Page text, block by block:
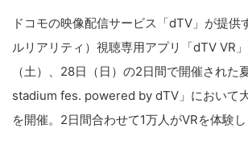
ドコモの映像配信サービス「dTV」が提供
ルリアリティ）視聴専用アプリ「dTV VR
（土）、28日（日）の2日間で開催された
stadium fes. powered by dTV」において
を開催。2日間合わせて1万人がVRを体験し
VR/AR
特集
Block Data Bank